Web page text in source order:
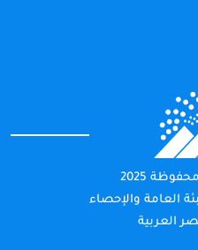
2025
العامة والإحصاء
العربية